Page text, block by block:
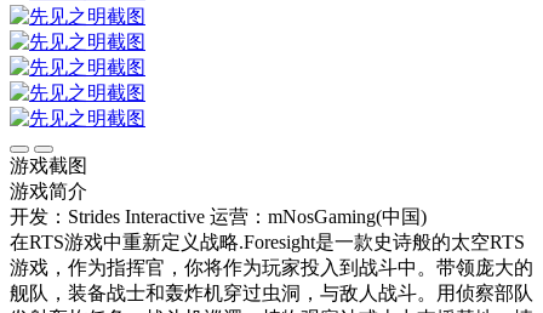
游戏截图
游戏简介
开发：Strides Interactive 运营：mNosGaming(中国)
在RTS游戏中重新定义战略.Foresight是一款史诗般的太空RTS
游戏，作为指挥官，你将作为玩家投入到战斗中。带领庞大的
舰队，装备战士和轰炸机穿过虫洞，与敌人战斗。用侦察部队